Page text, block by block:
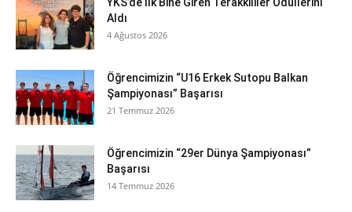
Aldı
4 Ağustos 2026
Öğrencimizin “U16 Erkek Sutopu Balkan
Şampiyonası” Başarısı
21 Temmuz 2026
Öğrencimizin “29er Dünya Şampiyonası”
Başarısı
14 Temmuz 2026